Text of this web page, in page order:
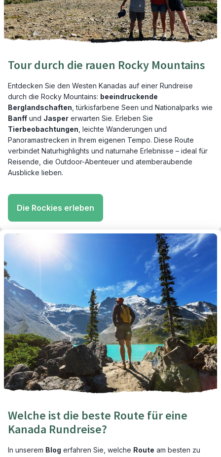
Tour durch die rauen Rocky Mountains
Entdecken Sie den Westen Kanadas auf einer Rundreise
durch die Rocky Mountains: beeindruckende
Berglandschaften , türkisfarbene Seen und Nationalparks wie
Banff und Jasper erwarten Sie. Erleben Sie
Tierbeobachtungen , leichte Wanderungen und
Panoramastrecken in Ihrem eigenen Tempo. Diese Route
verbindet Naturhighlights und naturnahe Erlebnisse – ideal für
Reisende, die Outdoor-Abenteuer und atemberaubende
Ausblicke lieben.
Die Rockies erleben
Welche ist die beste Route für eine
Kanada Rundreise?
In unserem Blog erfahren Sie, welche Route am besten zu